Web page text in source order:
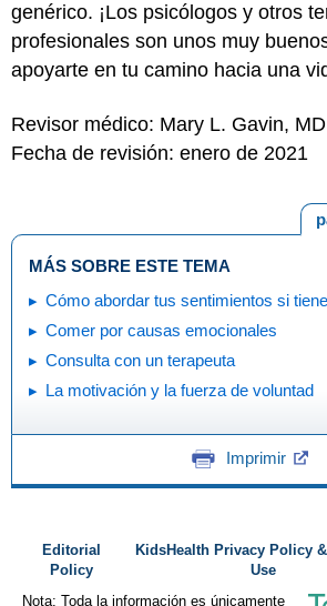
genérico. ¡Los psicólogos y otros
profesionales son unos muy
apoyarte en tu camino hacia una
Revisor médico: Mary L. Gavin, MD
Fecha de revisión: enero de 2021
MÁS SOBRE ESTE TEMA
Cómo abordar tus sentimientos si
Comer por causas emocionales
Consulta con un terapeuta
La motivación y la fuerza de voluntad
Imprimir
Editorial
Policy
KidsHealth Privacy Policy
Use
Nota: Toda la información es únicamente